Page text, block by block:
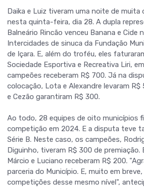
Daika e Luiz tiveram uma noite de muita
nesta quinta-feira, dia 28. A dupla
Balneário Rincão venceu Banana e Cide
Intercidades de sinuca da Fundação
de Içara. E, além do troféu, eles
Sociedade Esportiva e Recreativa Liri,
campeões receberam R$ 700. Já na
colocação, Lota e Alexandre levaram
e Cezão garantiram R$ 300.
Ao todo, 28 equipes de oito municípios
competição em 2024. E a disputa teve
Série B. Neste caso, os campeões,
Diguinho, tiveram R$ 300 de premiação.
Márcio e Luciano receberam R$ 200.
parceria do Município. E, muito em
competições desse mesmo nível",